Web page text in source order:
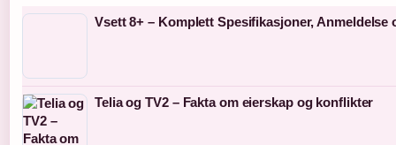
Vsett 8+ – Komplett Spesifikasjoner, Anmeldelse
Telia og TV2 – Fakta om eierskap og konflikter